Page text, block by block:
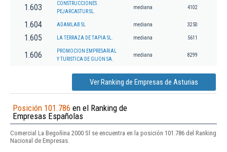
1.603
CONSTRUCCIONES
PEJARCASTUR SL.
mediana 4102
1.604 ADAMLAB SL mediana 3250
1.605 LA TERRAZA DE TAPIA SL. mediana 5611
1.606
PROMOCION EMPRESARIAL
Y TURISTICA DE GIJON SA.
mediana 8299
Ver Ranking de Empresas de Asturias
Posición 101.786 en el Ranking de
Empresas Españolas
Comercial La Begoñina 2000 Sl se encuentra en la posición 101.786 del Ranking
Nacional de Empresas.